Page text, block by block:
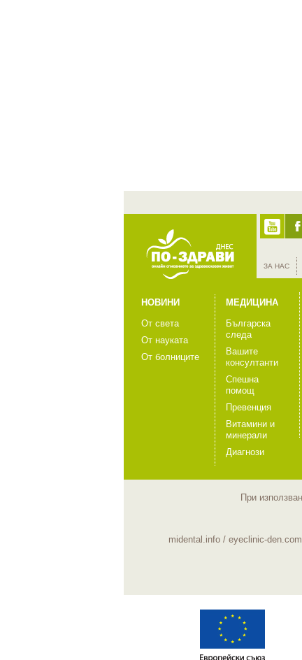
ЗА НАС
НОВИНИ
От света
От науката
От болниците
МЕДИЦИНА
Българска
следа
Вашите
консултанти
Спешна
помощ
Превенция
Витамини и
минерали
Диагнози
При
midental.info/ eyeclinic-den.com